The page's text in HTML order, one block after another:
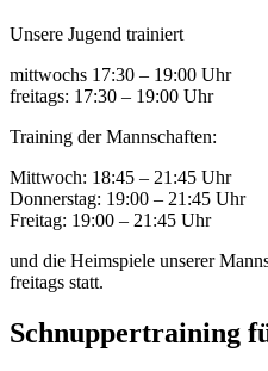
Unsere Jugend trainiert
mittwochs 17:30 – 19:00 Uhr
freitags: 17:30 – 19:00 Uhr
Training der Mannschaften:
Mittwoch: 18:45 – 21:45 Uhr
Donnerstag: 19:00 – 21:45 Uhr
Freitag: 19:00 – 21:45 Uhr
und die Heimspiele unserer
freitags statt.
Schnuppertraining